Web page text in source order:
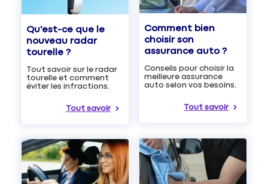
Qu'est-ce que le
nouveau radar
tourelle ?
Tout savoir sur le radar
tourelle et comment
éviter les infractions.
Tout savoir
Comment bien
choisir son
assurance auto ?
Conseils pour choisir la
meilleure assurance
auto selon vos besoins.
Tout savoir